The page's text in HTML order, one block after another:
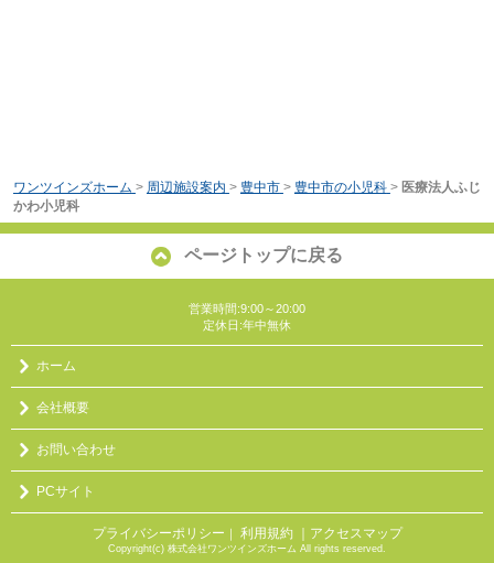
ワンツインズホーム > 周辺施設案内 > 豊中市 > 豊中市の小児科 > 医療法人ふじ
かわ小児科
ページトップに戻る
営業時間:9:00～20:00
定休日:年中無休
ホーム
会社概要
お問い合わせ
PCサイト
プライバシーポリシー ｜ 利用規約 ｜アクセスマップ
Copyright(c) 株式会社ワンツインズホーム All rights reserved.